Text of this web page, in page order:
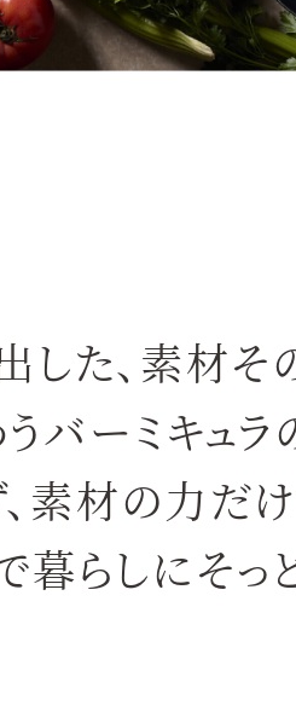
た、 素材そ
バーミキュラ
素材の力だ
暮らしにそっ